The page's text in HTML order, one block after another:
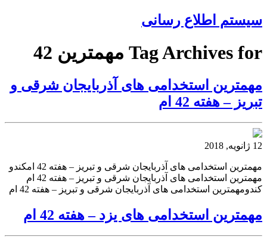
سیستم اطلاع رسانی
Tag Archives for مهمترین 42
مهمترین استخدامی های آذربایجان شرقی و
تبریز – هفته 42 ام
12 ژانویه, 2018
مهمترین استخدامی های آذربایجان شرقی و تبریز – هفته 42 امکندو
مهمترین استخدامی های آذربایجان شرقی و تبریز – هفته 42 ام
کندومهمترین استخدامی های آذربایجان شرقی و تبریز – هفته 42 ام
مهمترین استخدامی های یزد – هفته 42 ام